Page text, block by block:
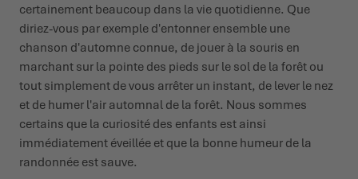
certainement beaucoup dans la vie quotidienne. Que
diriez-vous par exemple d'entonner ensemble une
chanson d'automne connue, de jouer à la souris en
marchant sur la pointe des pieds sur le sol de la forêt ou
tout simplement de vous arrêter un instant, de lever le nez
et de humer l'air automnal de la forêt. Nous sommes
certains que la curiosité des enfants est ainsi
immédiatement éveillée et que la bonne humeur de la
randonnée est sauve.